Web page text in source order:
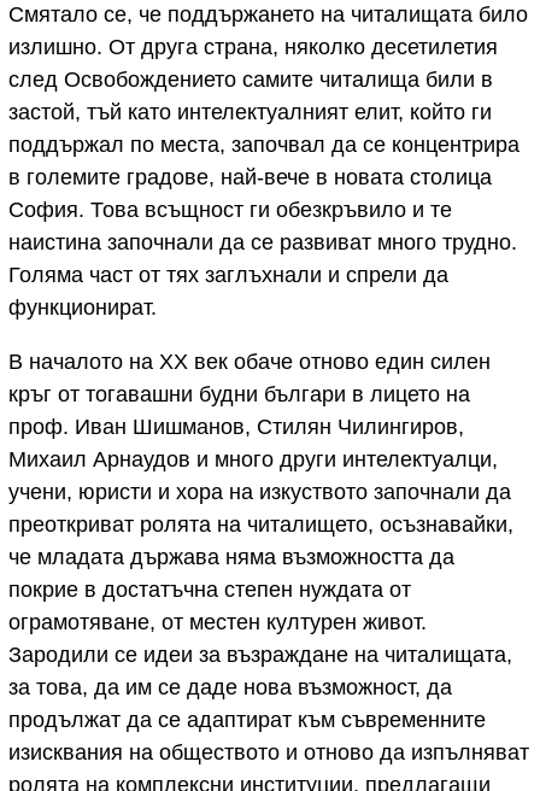
Смятало се, че поддържането на читалищата било
излишно. От друга страна, няколко десетилетия
след Освобождението самите читалища били в
застой, тъй като интелектуалният елит, който ги
поддържал по места, започвал да се концентрира
в големите градове, най-вече в новата столица
София. Това всъщност ги обезкръвило и те
наистина започнали да се развиват много трудно.
Голяма част от тях заглъхнали и спрели да
функционират.
В началото на XX век обаче отново един силен
кръг от тогавашни будни българи в лицето на
проф. Иван Шишманов, Стилян Чилингиров,
Михаил Арнаудов и много други интелектуалци,
учени, юристи и хора на изкуството започнали да
преоткриват ролята на читалището, осъзнавайки,
че младата държава няма възможността да
покрие в достатъчна степен нуждата от
ограмотяване, от местен културен живот.
Зародили се идеи за възраждане на читалищата,
за това, да им се даде нова възможност, да
продължат да се адаптират към съвременните
изисквания на обществото и отново да изпълняват
ролята на комплексни институции, предлагащи